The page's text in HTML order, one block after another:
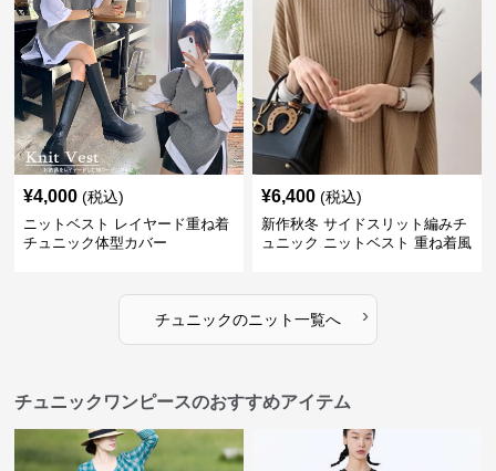
¥4,000 (税込)
ニットベスト レイヤード重ね着
チュニック体型カバー
¥6,400 (税込)
新作秋冬 サイドスリット編みチ
ュニック ニットベスト 重ね着風
チュニックのニット一覧へ ›
チュニックワンピースのおすすめアイテム